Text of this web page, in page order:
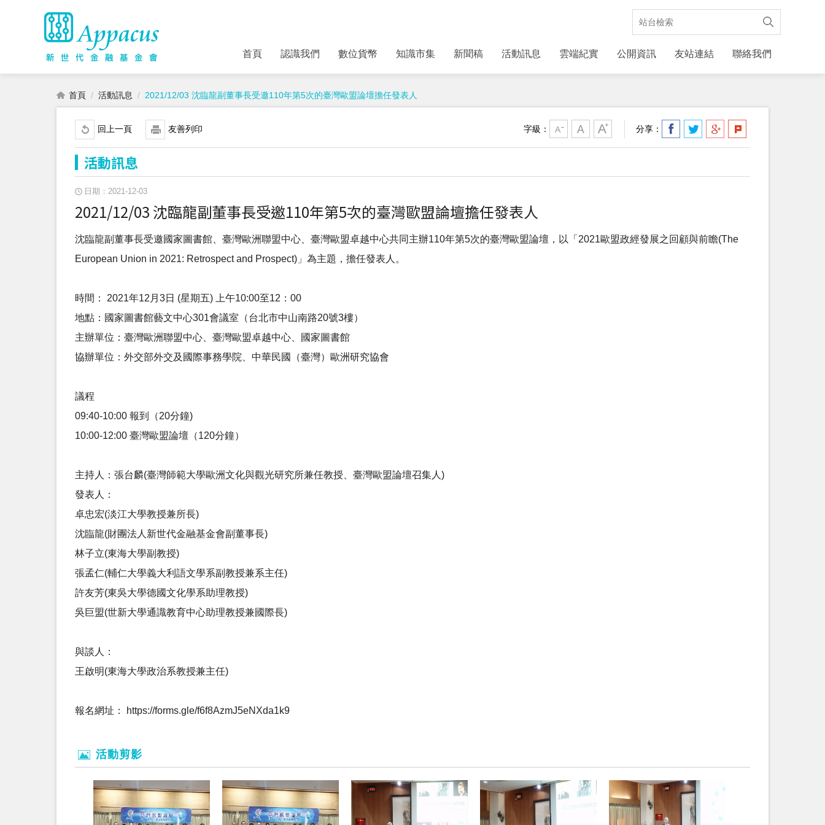
首頁 認識我們 數位貨幣 知識市集 新聞稿 活動訊息 雲端紀實 公開資訊 友站連結 聯絡我們
首頁 活動訊息 2021/12/03 沈臨龍副董事長受邀110年第5次的臺灣歐盟論壇擔任發表人
回上一頁 友善列印 字級： 分享：
活動訊息
日期：2021-12-03
2021/12/03 沈臨龍副董事長受邀110年第5次的臺灣歐盟論壇擔任發表人
沈臨龍副董事長受邀國家圖書館、臺灣歐洲聯盟中心、臺灣歐盟卓越中心共同主辦110年第5次的臺灣歐盟論壇，以「2021歐盟政經發展之回顧與前瞻(The
European Union in 2021: Retrospect and Prospect)」為主題，擔任發表人。
時間： 2021年12月3日 (星期五) 上午10:00至12：00
地點：國家圖書館藝文中心301會議室（台北市中山南路20號3樓）
主辦單位：臺灣歐洲聯盟中心、臺灣歐盟卓越中心、國家圖書館
協辦單位：外交部外交及國際事務學院、中華民國（臺灣）歐洲研究協會
議程
09:40-10:00 報到（20分鐘)
10:00-12:00 臺灣歐盟論壇（120分鐘）
主持人：張台麟(臺灣師範大學歐洲文化與觀光研究所兼任教授、臺灣歐盟論壇召集人)
發表人：
卓忠宏(淡江大學教授兼所長)
沈臨龍(財團法人新世代金融基金會副董事長)
林子立(東海大學副教授)
張孟仁(輔仁大學義大利語文學系副教授兼系主任)
許友芳(東吳大學德國文化學系助理教授)
吳巨盟(世新大學通識教育中心助理教授兼國際長)
與談人：
王啟明(東海大學政治系教授兼主任)
報名網址： https://forms.gle/f6f8AzmJ5eNXda1k9
活動剪影